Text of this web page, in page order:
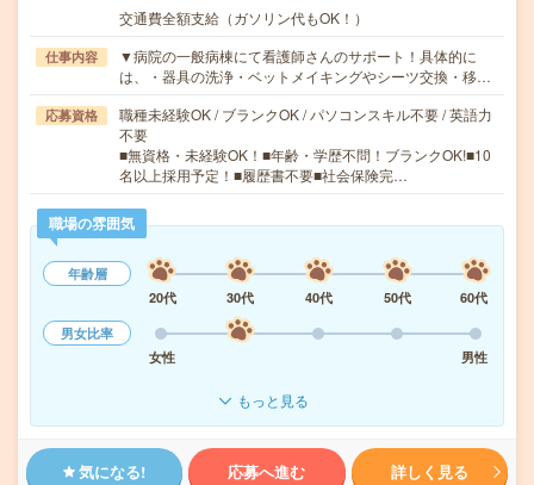
交通費全額支給（ガソリン代もOK！）
仕事内容
▼病院の一般病棟にて看護師さんのサポート！具体的に
は、・器具の洗浄・ベットメイキングやシーツ交換・移…
応募資格
職種未経験OK / ブランクOK / パソコンスキル不要 / 英語力
不要
■無資格・未経験OK！■年齢・学歴不問！ブランクOK!■10
名以上採用予定！■履歴書不要■社会保険完…
職場の雰囲気
年齢層
20代
30代 40代 50代
60代
男女比率
女性
男性
もっと見る
気になる! 応募へ進む 詳しく見る